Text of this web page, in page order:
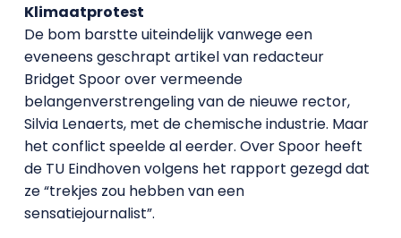
Klimaatprotest
De bom barstte uiteindelijk vanwege een
eveneens geschrapt artikel van redacteur
Bridget Spoor over vermeende
belangenverstrengeling van de nieuwe rector,
Silvia Lenaerts, met de chemische industrie. Maar
het conflict speelde al eerder. Over Spoor heeft
de TU Eindhoven volgens het rapport gezegd dat
ze “trekjes zou hebben van een
sensatiejournalist”.